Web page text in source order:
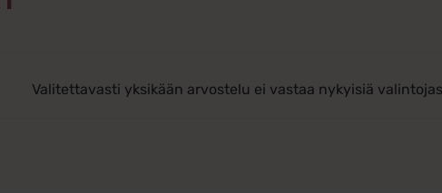
Valitettavasti yksikään arvostelu ei vastaa nykyisiä